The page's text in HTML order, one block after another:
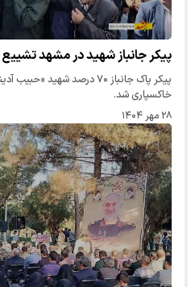
پیکر جانباز شهید در مشهد
پیکر پاک جانباز ۷۰ درصد
خاکسپاری شد.
۲۸ مهر ۱۴۰۴